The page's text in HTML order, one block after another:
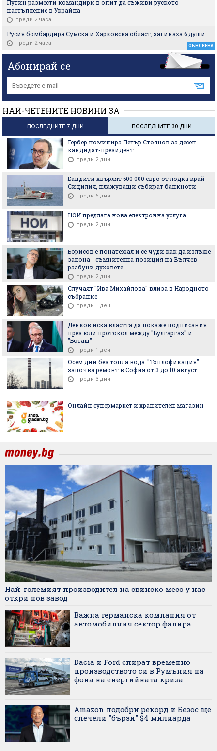
Путин размести командири в опит да съживи руското
настъпление в Украйна
преди 2 часа
Русия бомбардира Сумска и Харковска област, загинаха 6 души
преди 2 часа ОБНОВЕНА
Абонирай се
НАЙ-ЧЕТЕНИТЕ НОВИНИ ЗА
ПОСЛЕДНИТЕ 7 ДНИ ПОСЛЕДНИТЕ 30 ДНИ
Гербер номинира Петър Стоянов за десен
кандидат-президент
преди 2 дни
Бандити хвърлят 600 000 евро от лодка край
Сицилия, плажуващи събират банкноти
преди 6 дни
НОИ предлага нова електронна услуга
преди 2 дни
Борисов е понатежал и се чуди как да излъже
закона - съмнителна позиция на Вълчев
разбуни духовете
преди 2 дни
Случаят "Ива Михайлова" влиза в Народното
събрание
преди 1 ден
Денков иска властта да покаже подписания
през юли протокол между "Булгаргаз" и
"Боташ"
преди 1 ден
Осем дни без топла вода: "Топлофикация"
започва ремонт в София от 3 до 10 август
преди 3 дни
Онлайн супермаркет и хранителен магазин
Най-големият производител на свинско месо у нас
откри нов завод
Важна германска компания от
автомобилния сектор фалира
Dacia и Ford спират временно
производството си в Румъния на
фона на енергийната криза
Amazon подобри рекорд и Безос ще
спечели "бързи" $4 милиарда